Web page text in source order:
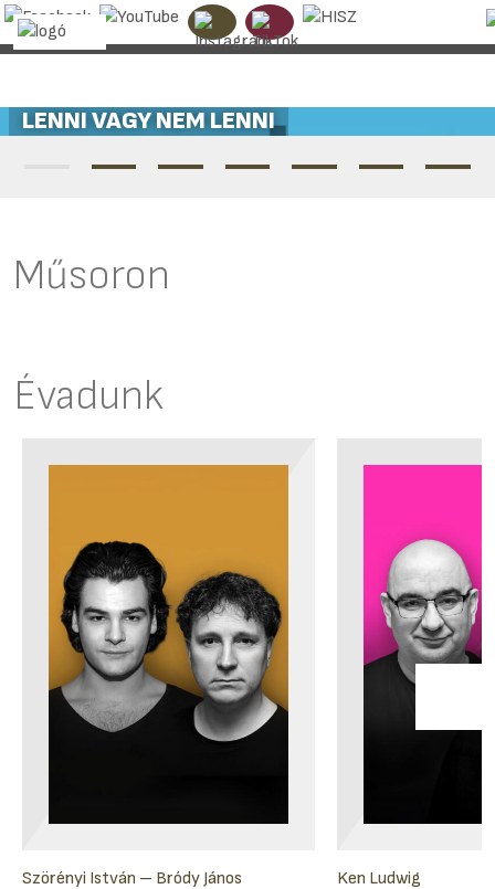
SUGAR
Műsoron
Évadunk
Szörényi István – Bródy János Ken Ludwig